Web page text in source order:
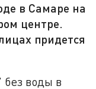
в Самаре на
центре.
придется
воды в